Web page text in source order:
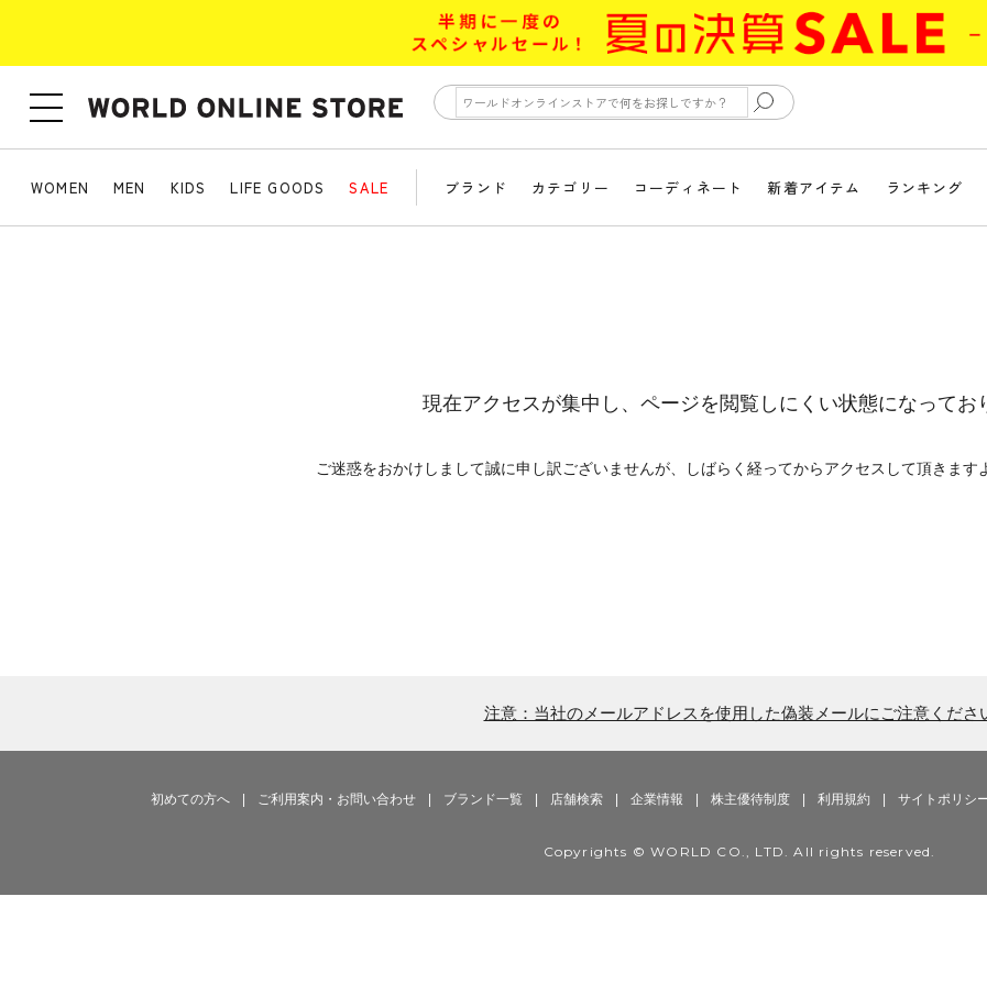
WOMEN MEN KIDS LIFE GOODS SALE ブランド カテゴリー コーディネート 新着アイテム ランキング
現在アクセスが集中し、ページを閲覧しにくい状態になってお
ご迷惑をおかけしまして誠に申し訳ございませんが、しばらく経ってからアクセスして頂きます
注意：当社のメールアドレスを使用した偽装メールにご注意くださ
初めての方へ ご利用案内・お問い合わせ ブランド一覧 店舗検索 企業情報 株主優待制度 利用規約 サイトポリシ
Copyrights © WORLD CO., LTD. All rights reserved.